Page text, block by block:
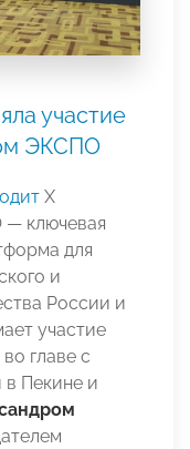
участие
ЭКСПО
Х
— ключевая
для
и
России и
участие
главе с
в Пекине и